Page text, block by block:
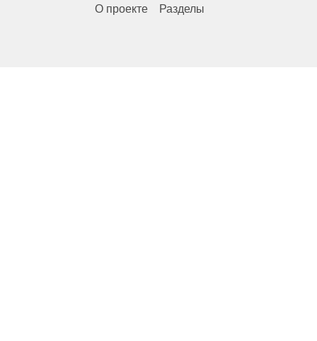
О проекте Разделы